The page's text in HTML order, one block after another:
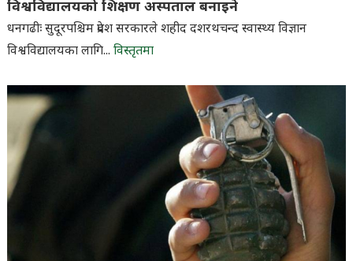
विश्वविद्यालयको शिक्षण अस्पताल बनाइने
धनगढीः सुदूरपश्चिम प्रदेश सरकारले शहीद दशरथचन्द स्वास्थ्य विज्ञान
विश्वविद्यालयका लागि... विस्तृतमा